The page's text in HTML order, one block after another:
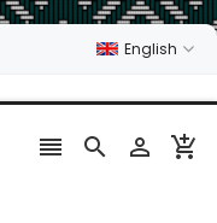
English
   